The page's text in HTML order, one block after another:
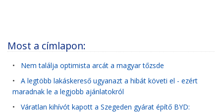
Most a címlapon:
• Nem találja optimista arcát a magyar tőzsde
• A legtöbb lakáskereső ugyanazt a hibát követi el - ezért
maradnak le a legjobb ajánlatokról
• Váratlan kihívót kapott a Szegeden gyárat építő BYD: